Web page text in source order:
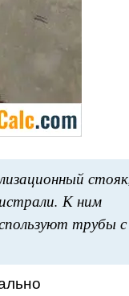
К ним
трубы с